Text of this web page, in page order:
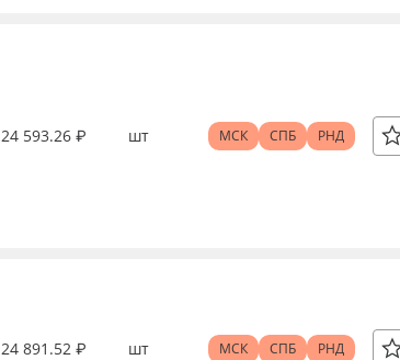
24 593.26 ₽ шт МСК СПБ РНД
24 891.52 ₽ шт МСК СПБ РНД